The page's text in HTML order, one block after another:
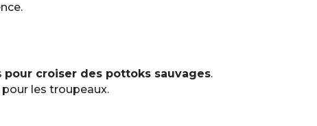
pour croiser des pottoks sauvages.
les troupeaux.